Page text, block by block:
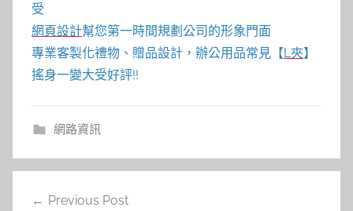
受
網頁設計幫您第一時間規劃公司的形象門面
專業客製化禮物、贈品設計，辦公用品常見【L夾】
搖身一變大受好評!!
網路資訊
Previous Post